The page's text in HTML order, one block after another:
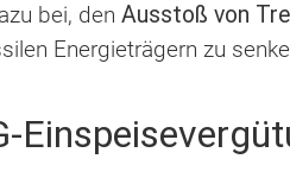
bei, den Ausstoß von
Energieträgern zu